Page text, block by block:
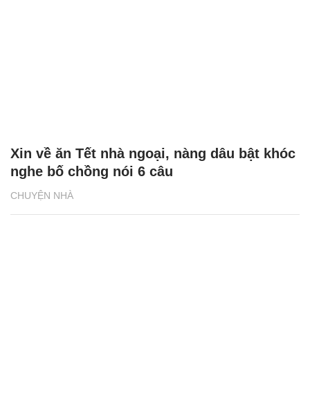
CHUYỆN NHÀ
Xin về ăn Tết nhà ngoại, nàng dâu bật khóc
nghe bố chồng nói 6 câu